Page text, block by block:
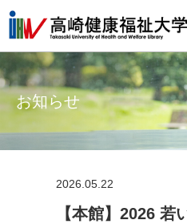
お知らせ
2026.05.22
【本館】2026 若